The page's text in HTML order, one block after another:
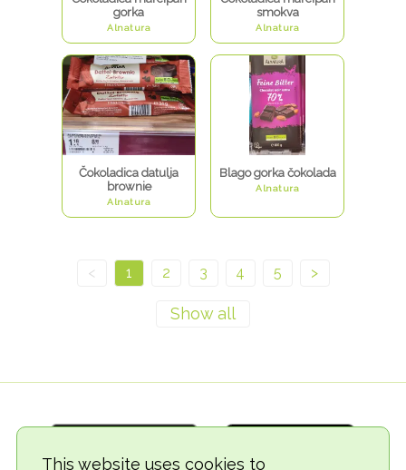
This website uses cookies to
gorka
Alnatura
smokva
Alnatura
Čokoladica datulja
brownie
Alnatura
Blago gorka čokolada
Alnatura
< 1 2 3 4 5 >